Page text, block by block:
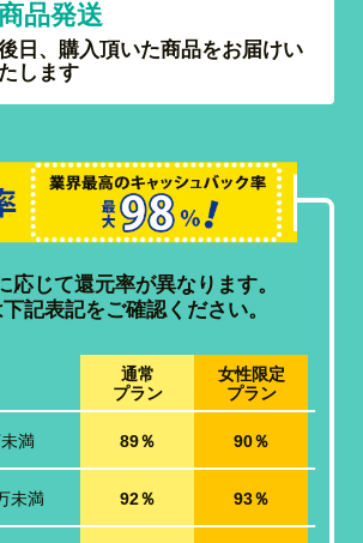
品発送
日、購入頂いた商品をお届けい
たします
応じて還元率が異なります。
記表記をご確認ください。
通常
プラン
女性限定
プラン
満 89％ 90％
未満 92％ 93％